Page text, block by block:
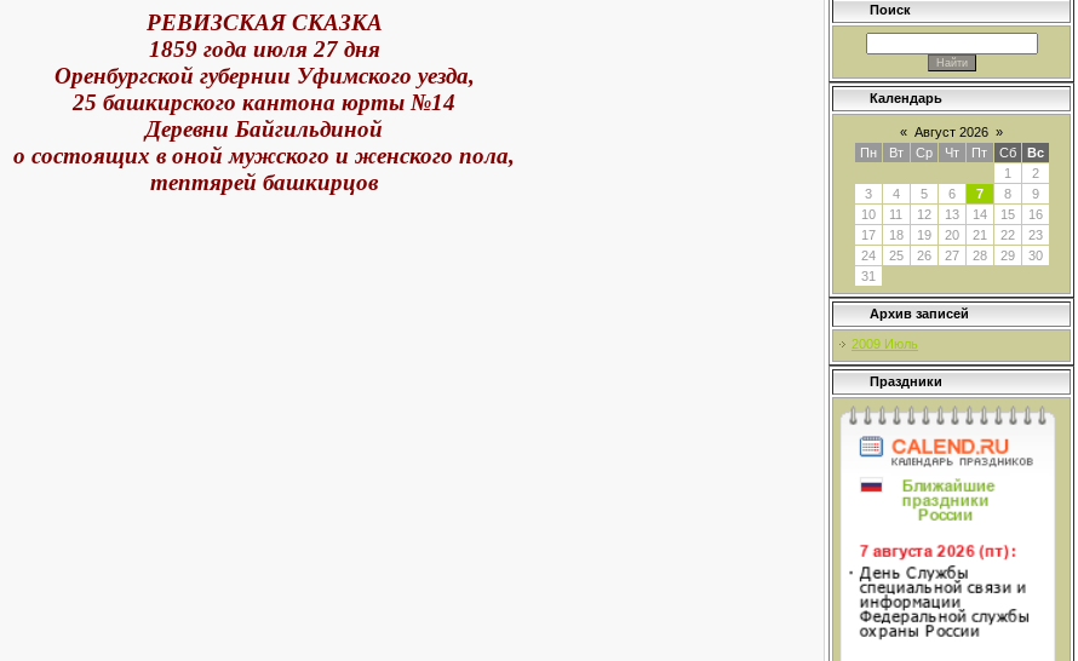
РЕВИЗСКАЯ СКАЗКА
1859 года июля 27 дня
Оренбургской губернии Уфимского уезда,
25 башкирского кантона юрты №14
Деревни Байгильдиной
о состоящих в оной мужского и женского пола,
тептярей башкирцов
Поиск
Календарь
« Август 2026 »
Пн
Вт Ср Чт Пт Сб
Вс
1
2
3
4 5 6 7 8
9
10
11 12 13 14 15
16
17
18 19 20 21 22
23
24
25 26 27 28 29
30
31
Архив записей
2009 Июль
Праздники